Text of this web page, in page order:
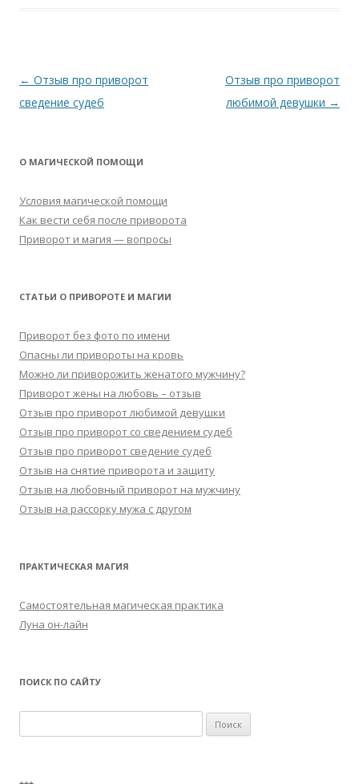
Навигация
по
← Отзыв про приворот
сведение судеб
Отзыв про приворот
любимой девушки →
О МАГИЧЕСКОЙ ПОМОЩИ
Условия магической помощи
Как вести себя после приворота
Приворот и магия — вопросы
СТАТЬИ О ПРИВОРОТЕ И МАГИИ
Приворот без фото по имени
Опасны ли привороты на кровь
Можно ли приворожить женатого мужчину?
Приворот жены на любовь – отзыв
Отзыв про приворот любимой девушки
Отзыв про приворот со сведением судеб
Отзыв про приворот сведение судеб
Отзыв на снятие приворота и защиту
Отзыв на любовный приворот на мужчину
Отзыв на рассорку мужа с другом
ПРАКТИЧЕСКАЯ МАГИЯ
Самостоятельная магическая практика
Луна он-лайн
ПОИСК ПО САЙТУ